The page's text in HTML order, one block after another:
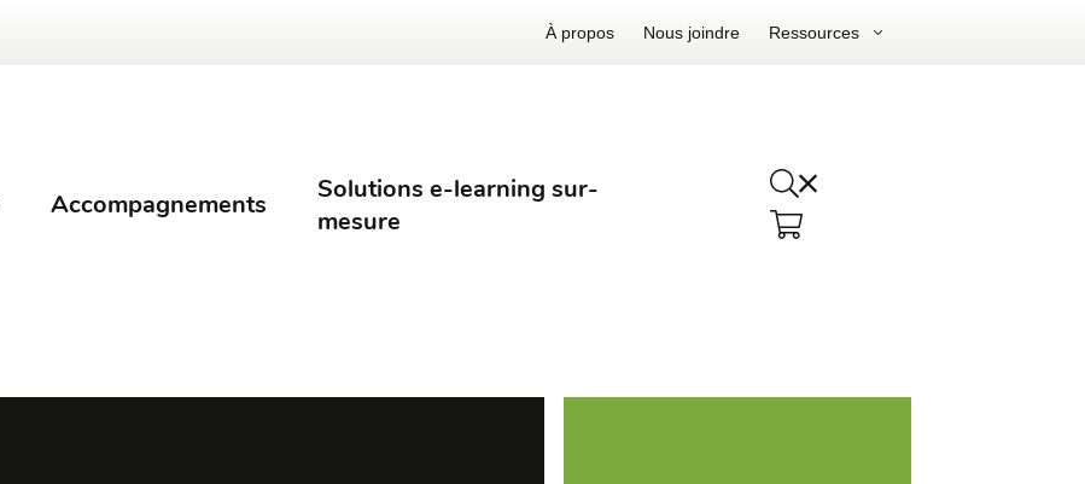
À propos Nous joindre Ressources
Accompagnements
Solutions e-learning sur-
mesure